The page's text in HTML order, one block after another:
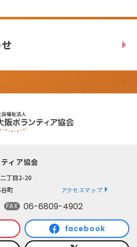
ィア協会
丁目2-20
町
アクセスマップ
FAX 06-6809-4902
facebook